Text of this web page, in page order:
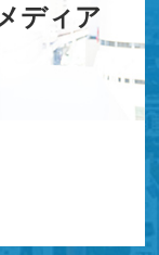
ディア